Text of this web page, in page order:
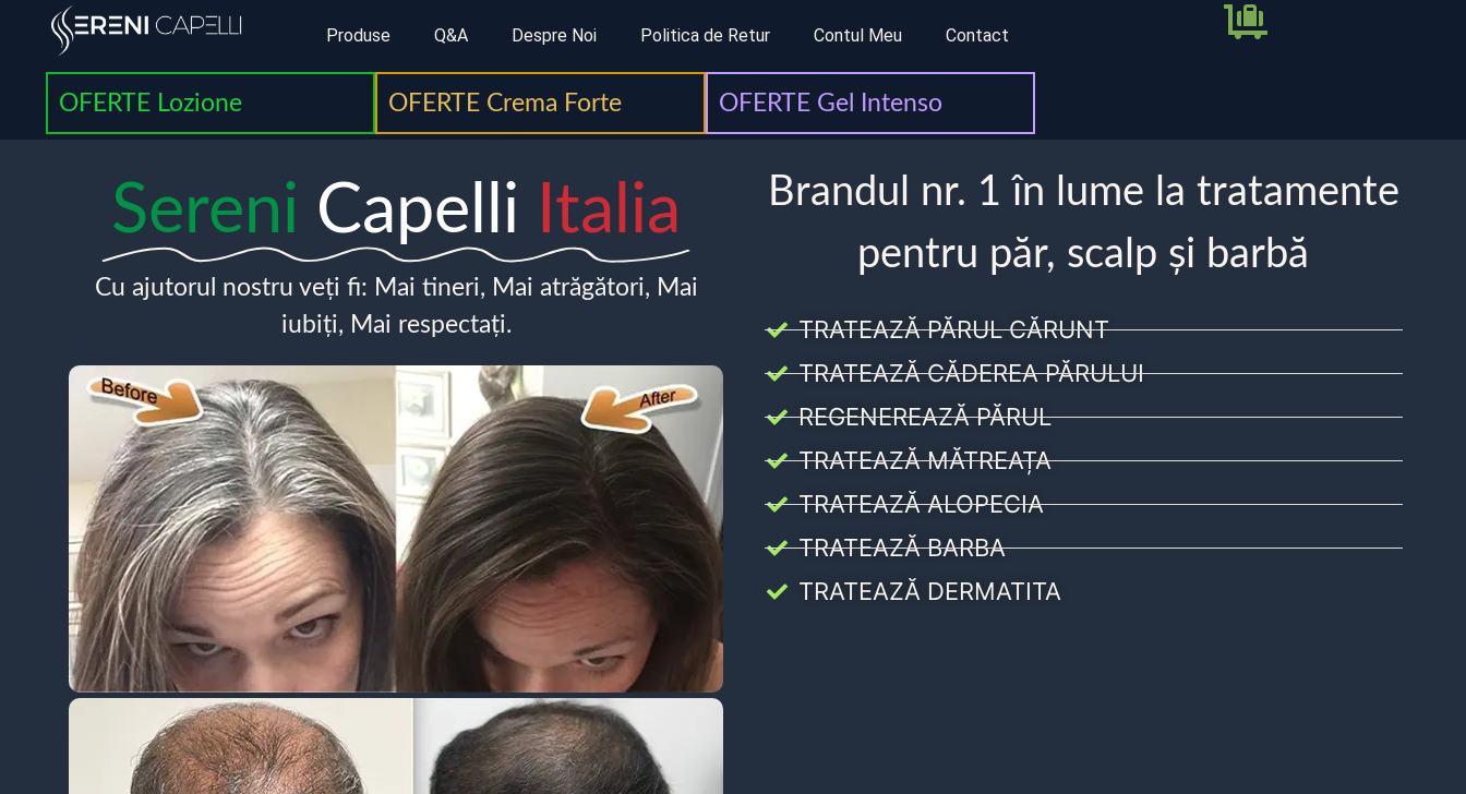
Produse Q&A Despre Noi Politica de Retur Contul Meu Contact
OFERTE Lozione OFERTE Crema Forte OFERTE Gel Intenso
Sereni Capelli Italia
Cu ajutorul nostru veți fi: Mai tineri, Mai atrăgători, Mai
iubiți, Mai respectați.
Brandul nr. 1 în lume la tratamente
pentru păr, scalp și barbă
TRATEAZĂ PĂRUL CĂRUNT
TRATEAZĂ CĂDEREA PĂRULUI
REGENEREAZĂ PĂRUL
TRATEAZĂ MĂTREAȚA
TRATEAZĂ ALOPECIA
TRATEAZĂ BARBA
TRATEAZĂ DERMATITA